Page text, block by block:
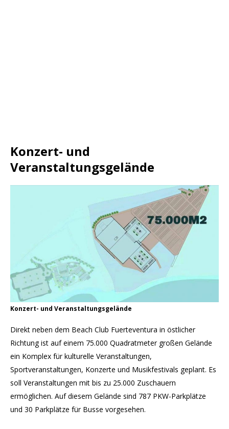
Konzert- und
Veranstaltungsgelände
Konzert- und Veranstaltungsgelände
Direkt neben dem Beach Club Fuerteventura in östlicher
Richtung ist auf einem 75.000 Quadratmeter großen Gelände
ein Komplex für kulturelle Veranstaltungen,
Sportveranstaltungen, Konzerte und Musikfestivals geplant. Es
soll Veranstaltungen mit bis zu 25.000 Zuschauern
ermöglichen. Auf diesem Gelände sind 787 PKW-Parkplätze
und 30 Parkplätze für Busse vorgesehen.